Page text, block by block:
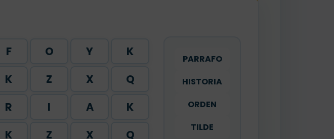
F O Y
K
K Z X
Q
R I A
K
K Z X
Q
PARRAFO
HISTORIA
ORDEN
TILDE